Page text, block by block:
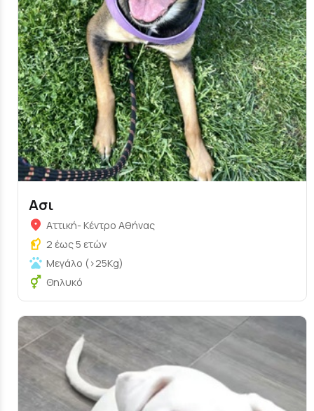
Ασι
Αττική- Κέντρο Αθήνας
2 έως 5 ετών
Μεγάλο (>25Kg)
Θηλυκό